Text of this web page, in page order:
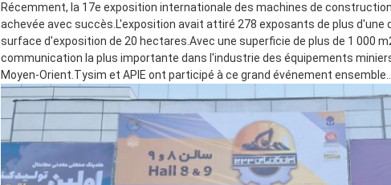
Récemment, la 17e exposition internationale des machines de
achevée avec succès.L'exposition avait attiré 278 exposants de plus d'une
surface d'exposition de 20 hectares.Avec une superficie de plus de 1 000
communication la plus importante dans l'industrie des équipements
Moyen-Orient.Tysim et APIE ont participé à ce grand événement ensemble..